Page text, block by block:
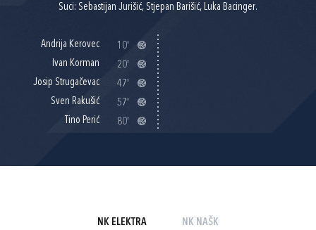
Suci: Sebastijan Jurišić, Stjepan Barišić, Luka Bacinger.
Andrija Kerovec
10'
Ivan Korman
20'
Josip Strugačevac
47'
Sven Rakušić
57'
Tino Perić
80'
NK ELEKTRA NK NAŠK